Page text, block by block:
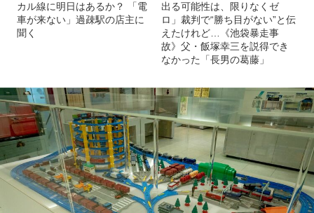
カル線に明日はあるか？ 「電
車が来ない」過疎駅の店主に
聞く
出る可能性は、限りなくゼ
ロ」裁判で“勝ち目がない”と伝
えたけれど…《池袋暴走事
故》父・飯塚幸三を説得でき
なかった「長男の葛藤」